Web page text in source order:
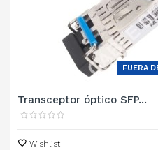
FUERA
Transceptor óptico SFP...
Wishlist